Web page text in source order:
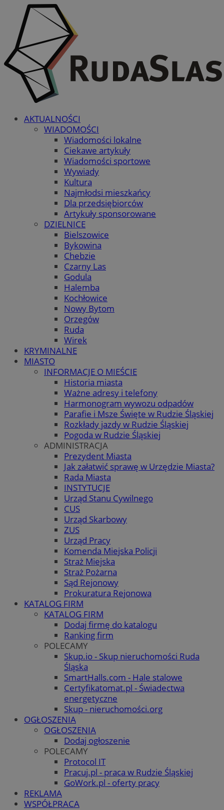
AKTUALNOŚCI
WIADOMOŚCI
Wiadomości lokalne
Ciekawe artykuły
Wiadomości sportowe
Wywiady
Kultura
Najmłodsi mieszkańcy
Dla przedsiębiorców
Artykuły sponsorowane
DZIELNICE
Bielszowice
Bykowina
Chebzie
Czarny Las
Godula
Halemba
Kochłowice
Nowy Bytom
Orzegów
Ruda
Wirek
KRYMINALNE
MIASTO
INFORMACJE O MIEŚCIE
Historia miasta
Ważne adresy i telefony
Harmonogram wywozu odpadów
Parafie i Msze Święte w Rudzie Śląskiej
Rozkłady jazdy w Rudzie Śląskiej
Pogoda w Rudzie Śląskiej
ADMINISTRACJA
Prezydent Miasta
Jak załatwić sprawę w Urzędzie Miasta?
Rada Miasta
INSTYTUCJE
Urząd Stanu Cywilnego
CUS
Urząd Skarbowy
ZUS
Urząd Pracy
Komenda Miejska Policji
Straż Miejska
Straż Pożarna
Sąd Rejonowy
Prokuratura Rejonowa
KATALOG FIRM
KATALOG FIRM
Dodaj firmę do katalogu
Ranking firm
POLECAMY
Skup.io - Skup nieruchomości Ruda
Śląska
SmartHalls.com - Hale stalowe
Certyfikatomat.pl - Świadectwa
energetyczne
Skup - nieruchomości.org
OGŁOSZENIA
OGŁOSZENIA
Dodaj ogłoszenie
POLECAMY
Protocol IT
Pracuj.pl - praca w Rudzie Śląskiej
GoWork.pl - oferty pracy
REKLAMA
WSPÓŁPRACA